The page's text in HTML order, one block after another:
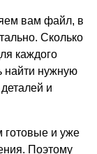
вам файл, в
Сколько
каждого
найти нужную
и
готовые и уже
Поэтому